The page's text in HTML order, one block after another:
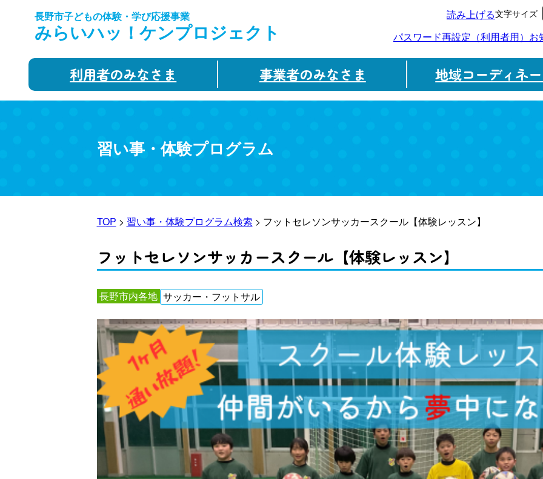
長野市子どもの体験・学び応援事業
みらいハッ！ケンプロジェクト
読み上げる文字サイズ
パスワード再設定（利用者用） お
利用者のみなさま 事業者のみなさま 地域コーディネ
習い事・体験プログラム
TOP > 習い事・体験プログラム検索 > フットセレソンサッカースクール【体験レッスン】
フットセレソンサッカースクール【体験レッスン】
長野市内各地 サッカー・フットサル